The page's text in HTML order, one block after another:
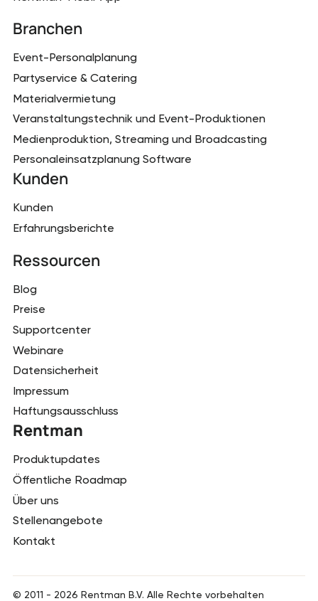
Branchen
Event-Personalplanung
Partyservice & Catering
Materialvermietung
Veranstaltungstechnik und Event-Produktionen
Medienproduktion, Streaming und Broadcasting
Personaleinsatzplanung Software
Kunden
Kunden
Erfahrungsberichte
Ressourcen
Blog
Preise
Supportcenter
Webinare
Datensicherheit
Impressum
Haftungsausschluss
Rentman
Produktupdates
Öffentliche Roadmap
Über uns
Stellenangebote
Kontakt
© 2011 - 2026 Rentman B.V. Alle Rechte vorbehalten